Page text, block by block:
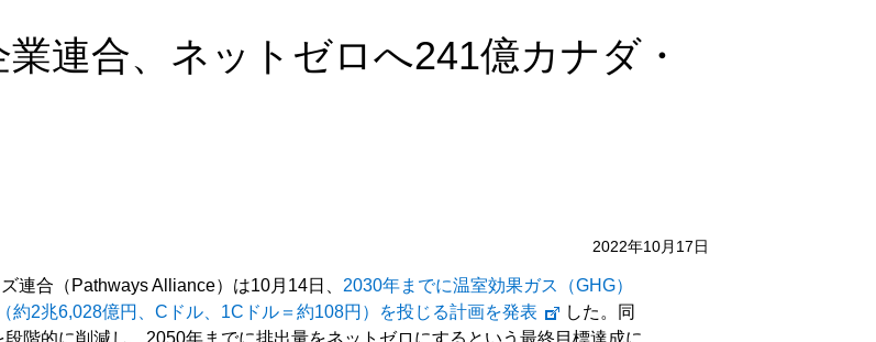
連合、ネットゼロへ241億カナダ・
2022年10月17日
連合（Pathways Alliance）は10月14日、 2030年までに温室効果ガス（GHG）
約2兆6,028億円、Cドル、1Cドル＝約108円）を投じる計画を発表
した。同
階的に削減し、2050年までに排出量をネットゼロにするという最終目標達成に